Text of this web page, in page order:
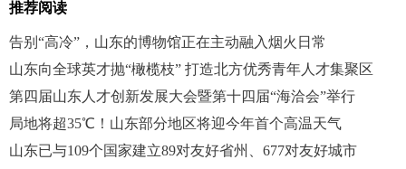
推荐阅读
告别“高冷”，山东的博物馆正在主动融入烟火日常
山东向全球英才抛“橄榄枝” 打造北方优秀青年人才集聚区
第四届山东人才创新发展大会暨第十四届“海洽会”举行
局地将超35℃！山东部分地区将迎今年首个高温天气
山东已与109个国家建立89对友好省州、677对友好城市